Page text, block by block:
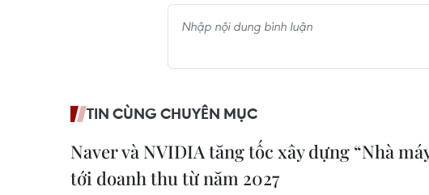
TIN CÙNG CHUYÊN MỤC
Naver và NVIDIA tăng tốc xây dựng “Nhà
tới doanh thu từ năm 2027